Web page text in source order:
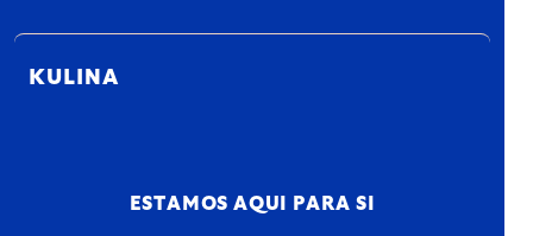
KULINA
ESTAMOS AQUI PARA SI